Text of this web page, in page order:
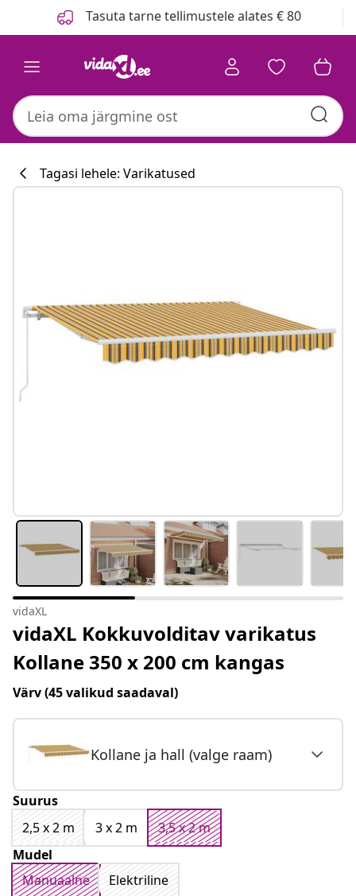
Tasuta tarne tellimustele alates € 80
#sharemevidaxl
Tagasi lehele: Varikatused
vidaXL
vidaXL Kokkuvolditav varikatus
Kollane 350 x 200 cm kangas
Värv(45 valikud saadaval)
Kollane ja hall (valge raam)
Suurus
2,5 x 2 m
3 x 2 m
3,5 x 2 m
Mudel
Manuaalne
Elektriline